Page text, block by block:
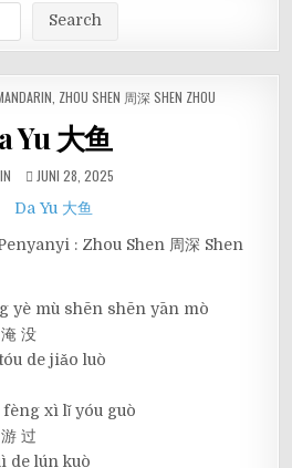
Search
ZHOU SHEN 周深 SHEN ZHOU
Yu 大鱼
JUNI 28, 2025
: Zhou Shen 周深 Shen
yè mù shēn shēn yān mò
没
de jiǎo luò
xì lǐ yóu guò
过
de lún kuò